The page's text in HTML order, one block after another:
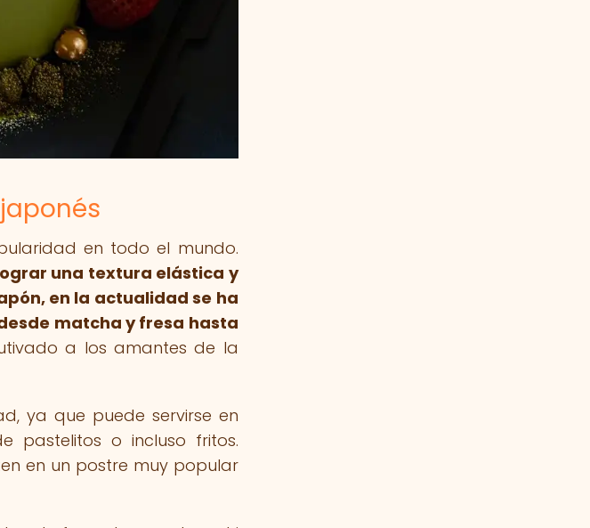
en todo el mundo.
una textura elástica y
en la actualidad se ha
matcha y fresa hasta
a los amantes de la
ya que puede servirse en
pastelitos o incluso fritos.
en un postre muy popular